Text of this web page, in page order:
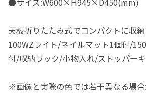
天板折りたたみ式でコンパクトに収納
100WZライト/ネイルマット1個付/
付/収納ラック/小物入れ/ストッパー
※画像と実際の色では若干異なる場合